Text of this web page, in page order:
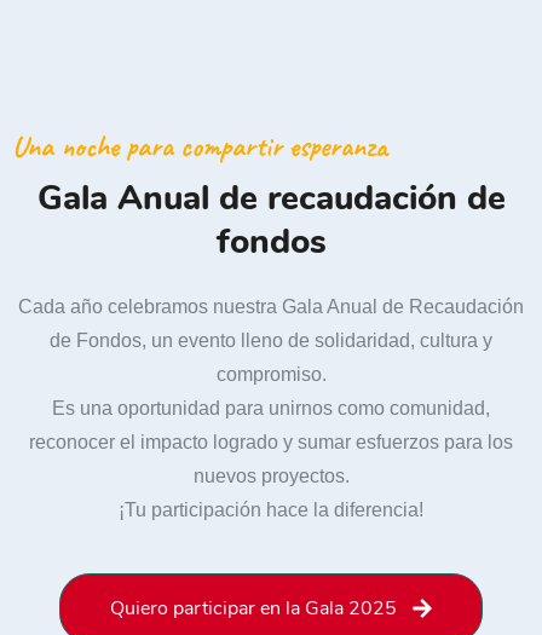
Una noche para compartir esperanza
Gala Anual de recaudación de
fondos
Cada año celebramos nuestra Gala Anual de Recaudación
de Fondos, un evento lleno de solidaridad, cultura y
compromiso.
Es una oportunidad para unirnos como comunidad,
reconocer el impacto logrado y sumar esfuerzos para los
nuevos proyectos.
¡Tu participación hace la diferencia!
Quiero participar en la Gala 2025